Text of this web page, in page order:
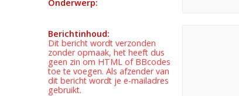
Onderwerp:
Berichtinhoud:
Dit bericht wordt verzonden
zonder opmaak, het heeft dus
geen zin om HTML of BBcodes
toe te voegen. Als afzender van
dit bericht wordt je e-mailadres
gebruikt.